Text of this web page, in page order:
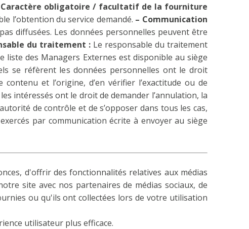
Caractère obligatoire / facultatif de la fourniture
l’obtention du service demandé. – Communication
diffusées. Les données personnelles peuvent être
du traitement : Le responsable du traitement
liste des Managers Externes est disponible au siège
se réfèrent les données personnelles ont le droit
et l’origine, d’en vérifier l’exactitude ou de
intéressés ont le droit de demander l’annulation, la
de contrôle et de s’opposer dans tous les cas,
par communication écrite à envoyer au siège
d'offrir des fonctionnalités relatives aux médias
site avec nos partenaires de médias sociaux, de
ou qu'ils ont collectées lors de votre utilisation
utilisateur plus efficace.